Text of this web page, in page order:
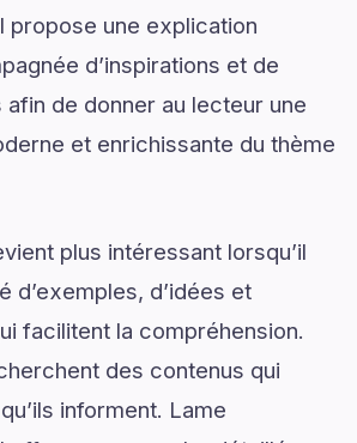
propose une explication
d’inspirations et de
de donner au lecteur une
et enrichissante du thème
plus intéressant lorsqu’il
d’exemples, d’idées et
facilitent la compréhension.
des contenus qui
informent. Lame